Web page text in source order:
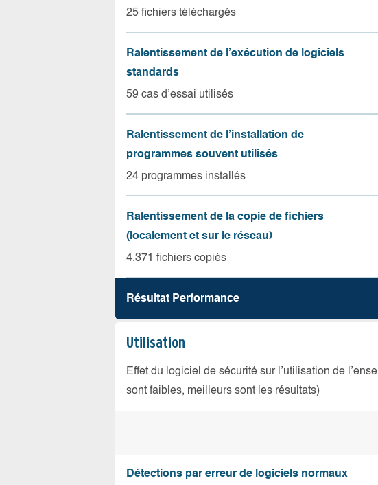
25 fichiers téléchargés
Ralentissement de l’exécution de logiciels
standards
59 cas d’essai utilisés
Ralentissement de l’installation de
programmes souvent utilisés
24 programmes installés
Ralentissement de la copie de fichiers
(localement et sur le réseau)
4.371 fichiers copiés
Résultat Performance
Utilisation
Effet du logiciel de sécurité sur l’utilisation de
sont faibles, meilleurs sont les résultats)
Détections par erreur de logiciels normaux